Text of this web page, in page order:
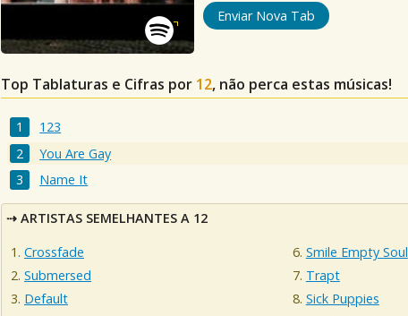
Enviar Nova Tab
Top Tablaturas e Cifras por 12, não perca estas músicas!
123
You Are Gay
Name It
ARTISTAS SEMELHANTES A 12
Crossfade
Submersed
Default
Smile Empty Soul
Trapt
Sick Puppies